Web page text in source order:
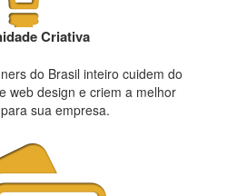
Criativa
do Brasil inteiro cuidem do
web design e criem a melhor
sua empresa.